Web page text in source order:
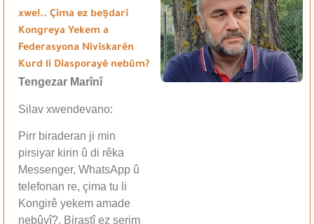
xwe!.. Çima ez beşdarî
Kongreya Yekem a
Federasyona Nivîskarên
Kurd li Diasporayê nebûm?
Tengezar Marînî
Silav xwendevano:
Pirr biraderan ji min
pirsiyar kirin û di rêka
Messenger, WhatsApp û
telefonan re, çima tu li
Kongirê yekem amade
nebûyî?. Birastî ez şerim